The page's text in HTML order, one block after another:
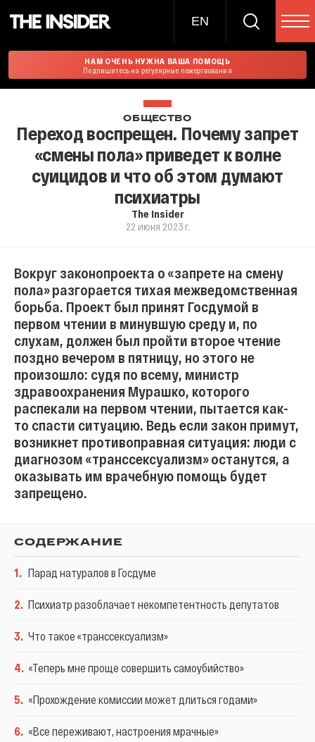
EN
НАМ ОЧЕНЬ НУЖНА ВАША ПОМОЩЬ
Подпишитесь на регулярные пожертвования
ОБЩЕСТВО
Переход воспрещен. Почему запрет
«смены пола» приведет к волне
суицидов и что об этом думают
психиатры
The Insider
22 июня 2023 г.
Вокруг законопроекта о «запрете на смену
пола» разгорается тихая межведомственная
борьба. Проект был принят Госдумой в
первом чтении в минувшую среду и, по
слухам, должен был пройти второе чтение
поздно вечером в пятницу, но этого не
произошло: судя по всему, министр
здравоохранения Мурашко, которого
распекали на первом чтении, пытается как-
то спасти ситуацию. Ведь если закон примут,
возникнет противоправная ситуация: люди с
диагнозом «транссексуализм» останутся, а
оказывать им врачебную помощь будет
запрещено.
СОДЕРЖАНИЕ
1. Парад натуралов в Госдуме
2. Психиатр разоблачает некомпетентность депутатов
3. Что такое «транссексуализм»
4. «Теперь мне проще совершить самоубийство»
5. «Прохождение комиссии может длиться годами»
6. «Все переживают, настроения мрачные»